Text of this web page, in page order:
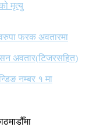
मृत्यु
फरक अवतारमा
अवतार(टिजरसहित)
नम्बर १ मा